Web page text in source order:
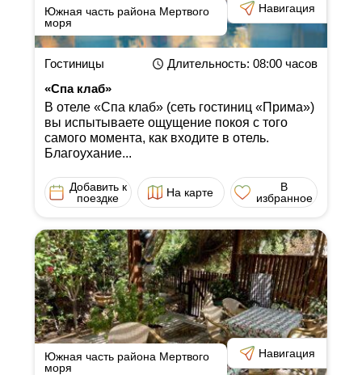
Южная часть района Мертвого
моря
Навигация
Гостиницы Длительность: 08:00часов
«Спа клаб»
В отеле «Спа клаб» (сеть гостиниц «Прима»)
вы испытываете ощущение покоя с того
самого момента, как входите в отель.
Благоухание...
Добавить к
поездке
На карте
В
избранное
Южная часть района Мертвого
моря
Навигация